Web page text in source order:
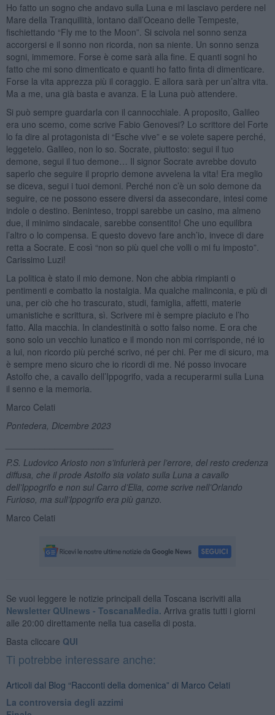
Ho fatto un sogno che andavo sulla Luna e mi lasciavo perdere nel
Mare della Tranquillità, lontano dall’Oceano delle Tempeste,
fischiettando “Fly me to the Moon”. Si scivola nel sonno senza
accorgersi e il sonno non ricorda, non sa niente. Un sonno senza
sogni, immemore. Forse è come sarà alla fine. E quanti sogni ho
fatto che mi sono dimenticato e quanti ho fatto finta di dimenticare.
Forse la vita apprezza più il coraggio. E allora sarà per un’altra vita.
Ma a me, una già basta e avanza. E la Luna può attendere.
Si può sempre guardarla con il cannocchiale. A proposito, Galileo
era uno scemo, come scrive Fabio Genovesi? Lo scrittore del Forte
lo fa dire al protagonista di “Esche vive” e se volete sapere perché,
leggetelo. Galileo, non lo so. Socrate, piuttosto: segui il tuo
demone, segui il tuo demone… Il signor Socrate avrebbe dovuto
saperlo che seguire il proprio demone avvelena la vita! Era meglio
se diceva, segui i tuoi demoni. Perché non c’è un solo demone da
seguire, ce ne possono essere diversi da assecondare, intesi come
indole o destino. Beninteso, troppi sarebbe un casino, ma almeno
due, il minimo sindacale, sarebbe consentito! Che uno equilibra
l’altro o lo compensa. E questo dovevo fare anch’io, invece di dare
retta a Socrate. E così “non so più quel che volli o mi fu imposto”.
Carissimo Luzi!
La politica è stato il mio demone. Non che abbia rimpianti o
pentimenti e combatto la nostalgia. Ma qualche malinconia, e più di
una, per ciò che ho trascurato, studi, famiglia, affetti, materie
umanistiche e scrittura, sì. Scrivere mi è sempre piaciuto e l’ho
fatto. Alla macchia. In clandestinità o sotto falso nome. E ora che
sono solo un vecchio lunatico e il mondo non mi corrisponde, né io
a lui, non ricordo più perché scrivo, né per chi. Per me di sicuro, ma
è sempre meno sicuro che io ricordi di me. Né posso invocare
Astolfo che, a cavallo dell’Ippogrifo, vada a recuperarmi sulla Luna
il senno e la memoria.
Marco Celati
Pontedera, Dicembre 2023
P.S. Ludovico Ariosto non s’infurierà per l’errore, del resto credenza
diffusa, che il prode Astolfo sia volato sulla Luna a cavallo
dell’Ippogrifo e non sul Carro d’Elia, come scrive nell’Orlando
Furioso, ma sull’Ippogrifo era più ganzo.
Marco Celati
Se vuoi leggere le notizie principali della Toscana iscriviti alla
Newsletter QUInews - ToscanaMedia. Arriva gratis tutti i giorni
alle 20:00 direttamente nella tua casella di posta.
Basta cliccare QUI
Ti potrebbe interessare anche:
Articoli dal Blog “Racconti della domenica” di Marco Celati
La controversia degli azzimi